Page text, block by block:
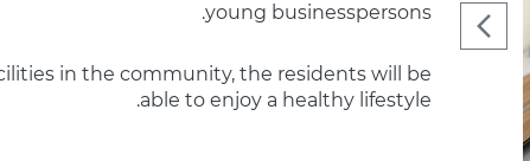
young businesspersons.
in the community, the residents will be
able to enjoy a healthy lifestyle.